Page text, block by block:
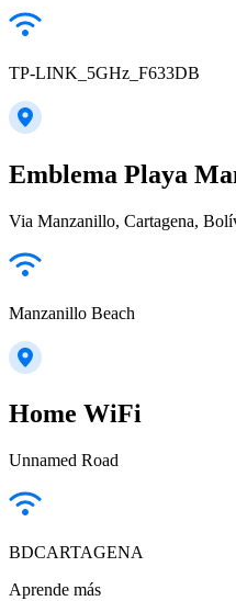
TP-LINK_5GHz_F633DB
Emblema Playa
Via Manzanillo, Cartagena,
Manzanillo Beach
Home WiFi
Unnamed Road
BDCARTAGENA
Aprende más